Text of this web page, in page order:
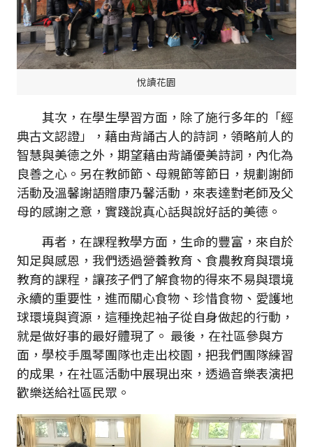
悅讀花園
其次，在學生學習方面，除了施行多年的「經
典古文認證」，藉由背誦古人的詩詞，領略前人的
智慧與美德之外，期望藉由背誦優美詩詞，內化為
良善之心。另在教師節、母親節等節日，規劃謝師
活動及溫馨謝語贈康乃馨活動，來表達對老師及父
母的感謝之意，實踐說真心話與說好話的美德。
再者，在課程教學方面，生命的豐富，來自於
知足與感恩，我們透過營養教育、食農教育與環境
教育的課程，讓孩子們了解食物的得來不易與環境
永續的重要性，進而關心食物、珍惜食物、愛護地
球環境與資源，這種挽起袖子從自身做起的行動，
就是做好事的最好體現了。 最後，在社區參與方
面，學校手風琴團隊也走出校園，把我們團隊練習
的成果，在社區活動中展現出來，透過音樂表演把
歡樂送給社區民眾。